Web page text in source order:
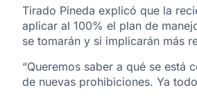
Tirado Pineda explicó que la
aplicar al 100% el plan de
se tomarán y si implicarán más
“Queremos saber a qué se está
de nuevas prohibiciones. Ya